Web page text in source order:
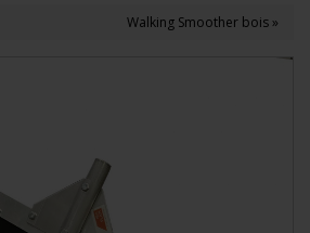
Walking Smoother bois »